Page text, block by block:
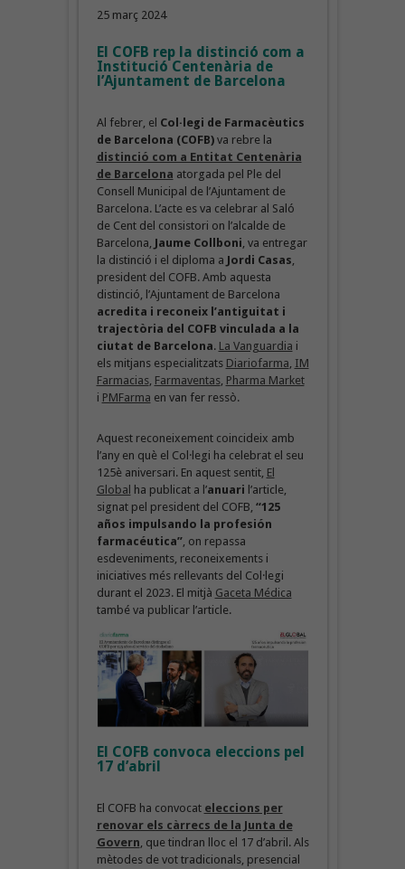
25 març 2024
El COFB rep la distinció com a
Institució Centenària de
l’Ajuntament de Barcelona
Al febrer, el Col·legi de Farmacèutics
de Barcelona (COFB)va rebre la
distinció com a Entitat Centenària
de Barcelona atorgada pel Ple del
Consell Municipal de l’Ajuntament de
Barcelona. L’acte es va celebrar al Saló
de Cent del consistori on l’alcalde de
Barcelona, Jaume Collboni , va entregar
la distinció i el diploma a Jordi Casas
president del COFB. Amb aquesta
distinció, l’Ajuntament de Barcelona
acredita i reconeix l’antiguitat i
trajectòria del COFB vinculada a la
ciutat de Barcelona. La Vanguardia i
els mitjans especialitzats Diariofarma IM
Farmacias, Farmaventas, Pharma Market
i PMFarma en van fer ressò.
Aquest reconeixement coincideix amb
l’any en què el Col·legi ha celebrat el seu
125è aniversari. En aquest sentit, El
Global ha publicat a l’anuari l’article,
signat pel president del COFB, “125
años impulsando la profesión
farmacéutica”, on repassa
esdeveniments, reconeixements i
iniciatives més rellevants del Col·legi
durant el 2023. El mitjà Gaceta Médica
també va publicar l’article.
El COFB convoca eleccions pel
17 d’abril
El COFB ha convocat eleccions per
renovar els càrrecs de la Junta de
Govern, que tindran lloc el 17 d’abril. Als
mètodes de vot tradicionals, presencial